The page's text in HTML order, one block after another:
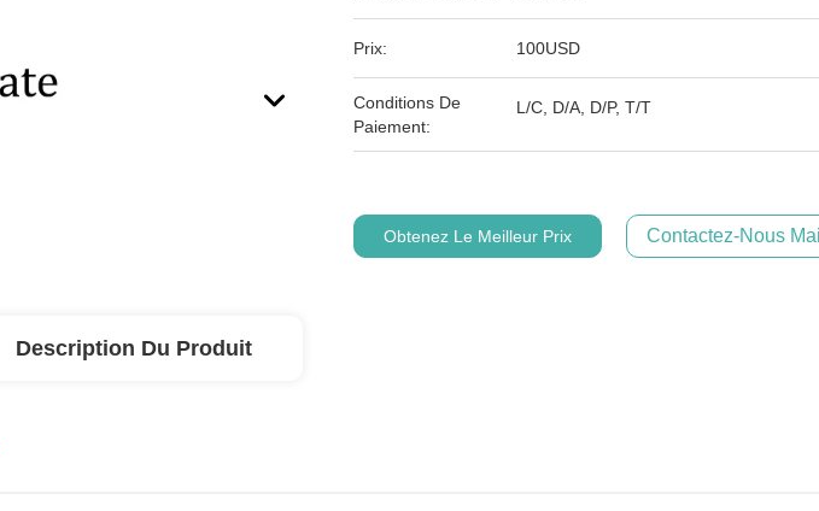
Prix: 100USD
Conditions De
Paiement:
L/C, D/A, D/P, T/T
Obtenez Le Meilleur Prix Contactez-Nous
Description Du Produit